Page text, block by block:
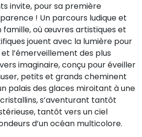
invite, pour sa première
! Un parcours ludique et
famille, où œuvres artistiques et
jouent avec la lumière pour
l’émerveillement des plus
imaginaire, conçu pour éveiller
petits et grands cheminent
palais des glaces miroitant à une
s’aventurant tantôt
tantôt vers un ciel
d’un océan multicolore.